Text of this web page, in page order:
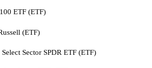
ETF (ETF)
(ETF)
Sector SPDR ETF (ETF)